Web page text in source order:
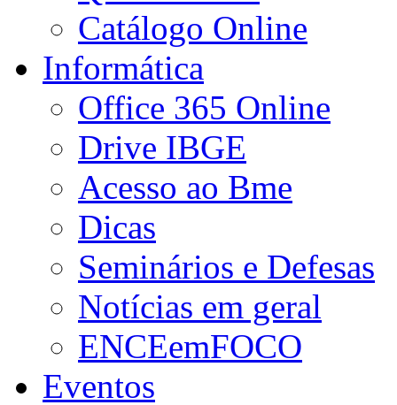
Catálogo Online
Informática
Office 365 Online
Drive IBGE
Acesso ao Bme
Dicas
Seminários e Defesas
Notícias em geral
ENCEemFOCO
Eventos